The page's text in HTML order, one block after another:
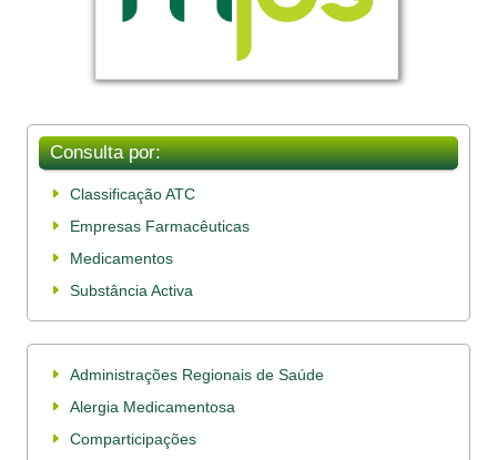
Consulta por:
Classificação ATC
Empresas Farmacêuticas
Medicamentos
Substância Activa
Administrações Regionais de Saúde
Alergia Medicamentosa
Comparticipações